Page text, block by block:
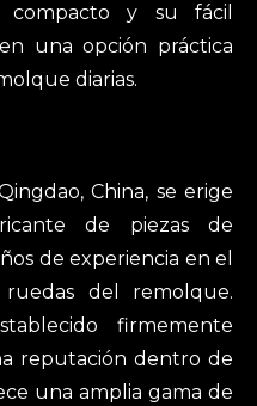
y su fácil
una opción práctica
diarias.
China, se erige
de piezas de
de experiencia en el
del remolque.
firmemente
reputación dentro de
una amplia gama de